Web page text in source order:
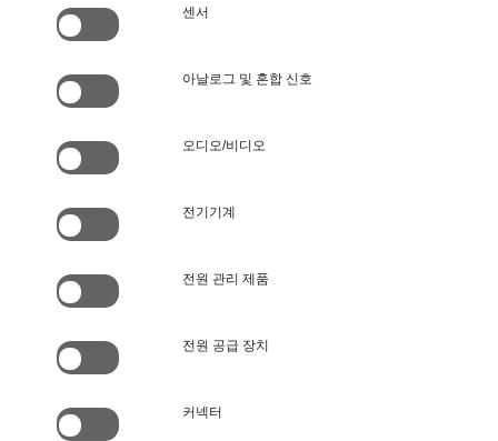
센서
아날로그 및 혼합 신호
오디오/비디오
전기기계
전원 관리 제품
전원 공급 장치
커넥터